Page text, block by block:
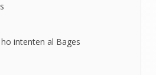
intenten al Bages